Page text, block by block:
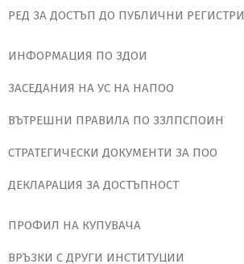
РЕД ЗА ДОСТЪП ДО ПУБЛИЧНИ РЕГИСТРИ
ИНФОРМАЦИЯ ПО ЗДОИ
ЗАСЕДАНИЯ НА УС НА НАПОО
ВЪТРЕШНИ ПРАВИЛА ПО ЗЗЛПСПОИН
СТРАТЕГИЧЕСКИ ДОКУМЕНТИ ЗА ПОО
ДЕКЛАРАЦИЯ ЗА ДОСТЪПНОСТ
ПРОФИЛ НА КУПУВАЧА
ВРЪЗКИ С ДРУГИ ИНСТИТУЦИИ